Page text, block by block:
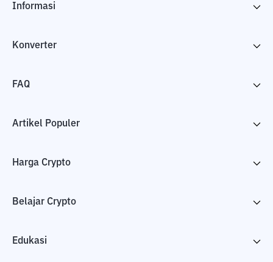
Informasi
Konverter
FAQ
Artikel Populer
Harga Crypto
Belajar Crypto
Edukasi